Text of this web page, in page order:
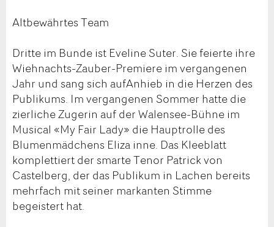
Altbewährtes Team
Dritte im Bunde ist Eveline Suter. Sie feierte ihre
Wiehnachts-Zauber-Premiere im vergangenen
Jahr und sang sich aufAnhieb in die Herzen des
Publikums. Im vergangenen Sommer hatte die
zierliche Zugerin auf der Walensee-Bühne im
Musical «My Fair Lady» die Hauptrolle des
Blumenmädchens Eliza inne. Das Kleeblatt
komplettiert der smarte Tenor Patrick von
Castelberg, der das Publikum in Lachen bereits
mehrfach mit seiner markanten Stimme
begeistert hat.